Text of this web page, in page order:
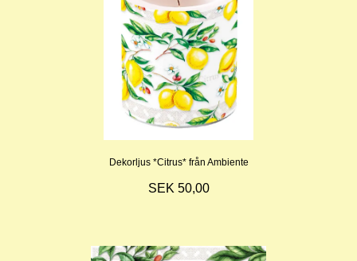
Dekorljus *Citrus* från Ambiente
SEK 50,00